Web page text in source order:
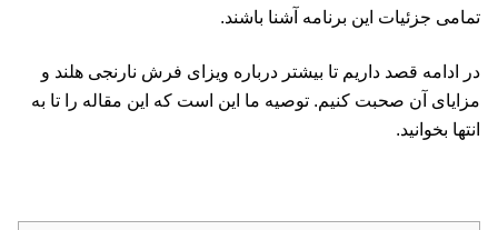
تمامی جزئیات این برنامه آشنا باشند.
در ادامه قصد داریم تا بیشتر درباره ویزای فرش نارنجی هلند و
مزایای آن صحبت کنیم. توصیه ما این است که این مقاله را تا به
انتها بخوانید.